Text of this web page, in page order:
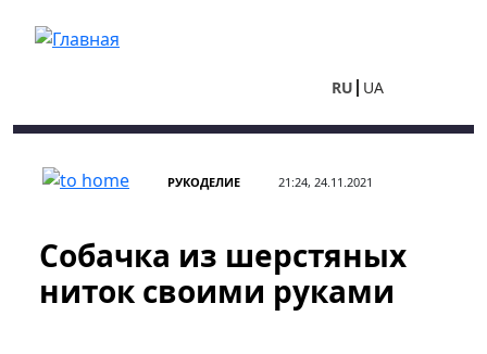
RU UA
РУКОДЕЛИЕ 21:24, 24.11.2021
Собачка из шерстяных
ниток своими руками